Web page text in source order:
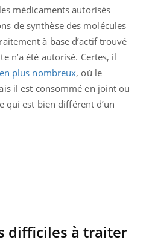
médicaments autorisés
de synthèse des molécules
à base d’actif trouvé
n’a été autorisé. Certes, il
plus nombreux, où le
il est consommé en joint ou
qui est bien différent d’un
difficiles à traiter